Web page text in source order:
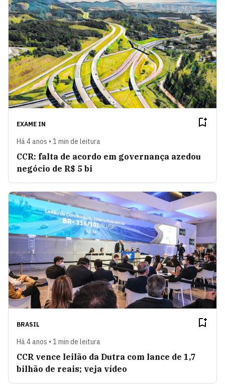
EXAME IN
Há 4 anos • 1 min de leitura
CCR: falta de acordo em governança azedou
negócio de R$ 5 bi
BRASIL
Há 4 anos • 1 min de leitura
CCR vence leilão da Dutra com lance de 1,7
bilhão de reais; veja vídeo